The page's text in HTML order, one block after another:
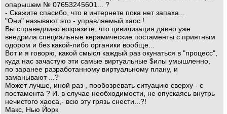
опарышем № 07653245601... ?
- Скажите спасибо, что в интернете пока нет запаха...
"Они" называют это - управляемый хаос !
Вы справедливо возразите, что цивилизация давно уже
внедрила специальные керамические постаменты с приятным
одором и без какой-либо органики вообще...
Вот и я говорю, какой смысл каждый раз окунаться в "процесс",
куда нас зачастую эти самые виртуальные $илы умышленно,
по заранее разработанному виртуальному плану, и
заманывают ...?
Может лучше, иной раз , пообозревать ситуацию сверху - с
постамента ? И. в случае необходимости, не опускаясь внутрь
нечистого хаоса,- всю эту грязь снести...?!
Макс, Нью Йорк